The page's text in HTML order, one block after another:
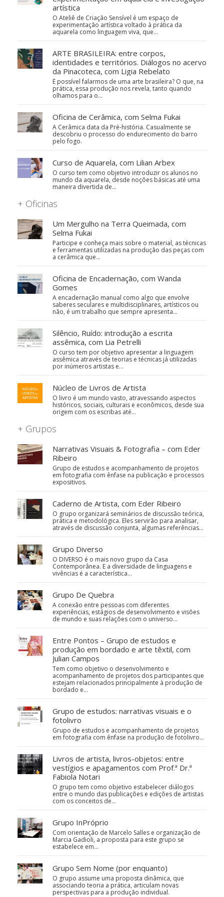
artística
O Ateliê de Criação Sensível é um espaço de
experimentação artística voltado à prática da
aquarela como linguagem viva, que…
ARTE BRASILEIRA: entre corpos,
identidades e territórios. Diálogos no acervo
da Pinacoteca, com Ligia Rebelato
É possível falarmos de uma arte brasileira? O que, na
prática, essa produção nos revela, tanto quando
olhamos para o…
Oficina de Cerâmica, com Selma Fukai
A Cerâmica data da Pré-história. Casualmente se
descobriu o processo do endurecimento do barro
pelo fogo.
Curso de Aquarela, com Lilian Arbex
O curso tem como objetivo introduzir os alunos no
mundo da aquarela, desde noções básicas até uma
maneira divertida de…
+ Oficinas
Um Mergulho na Terra Queimada, com
Selma Fukai
Participe e conheça mais sobre o material, as técnicas
e ferramentas utilizadas na produção das peças com
a cerâmica que…
Oficina de Encadernação, com Wanda
Gomes
A encadernação manual como algo que envolve
saberes seculares e multidisciplinares, artísticos ou
não, é um trabalho que sempre apresenta…
Silêncio, Ruído: introdução a escrita
assêmica, com Lia Petrelli
O curso tem por objetivo apresentar a linguagem
assêmica através de teorias e técnicas já utilizadas
por inúmeros artistas e…
Núcleo de Livros de Artista
O livro é um mundo vasto, atravessando aspectos
históricos, sociais, culturais e econômicos, desde sua
origem com os escribas até…
+ Grupos
Narrativas Visuais & Fotografia – com Eder
Ribeiro
Grupo de estudos e acompanhamento de projetos
em fotografia com ênfase na publicação e processos
expositivos.
Caderno de Artista, com Eder Ribeiro
O grupo organizará seminários de discussão teórica,
prática e metodológica. Eles servirão para analisar,
através de discussão conjunta, algumas referências…
Grupo Diverso
O DIVERSO é o mais novo grupo da Casa
Contemporânea. E a diversidade de linguagens e
vivências é a característica…
Grupo De Quebra
A conexão entre pessoas com diferentes
experiências, estágios de desenvolvimento e visões
de mundo e suas relações com o universo…
Entre Pontos – Grupo de estudos e
produção em bordado e arte têxtil, com
Julian Campos
Tem como objetivo o desenvolvimento e
acompanhamento de projetos dos participantes que
estejam relacionados principalmente à produção de
bordado e…
Grupo de estudos: narrativas visuais e o
fotolivro
Grupo de estudos e acompanhamento de projetos
em fotografia com ênfase na produção de fotolivro...
Livros de artista, livros-objetos: entre
vestígios e apagamentos com Prof.ª Dr.ª
Fabiola Notari
O grupo tem como objetivo estabelecer diálogos
entre o mundo das publicações e edições de artistas
com os conceitos de…
Grupo InPróprio
Com orientação de Marcelo Salles e organização de
Marcia Gadioli, a proposta para este grupo se
estabelece em…
Grupo Sem Nome (por enquanto)
O grupo assume uma proposta dinâmica, que
associando teoria a prática, articulam novas
perspectivas para a produção individual.